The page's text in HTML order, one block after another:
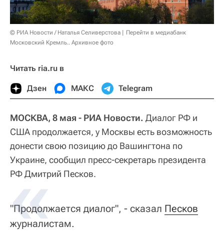
© РИА Новости / Наталья Селиверстова
Перейти в медиабанк
Московский Кремль.. Архивное фото
Читать ria.ru в
Дзен МАКС Telegram
МОСКВА, 8 мая - РИА Новости. Диалог РФ и
США продолжается, у Москвы есть возможность
донести свою позицию до Вашингтона по
Украине, сообщил пресс-секретарь президента
РФ Дмитрий Песков.
«
"Продолжается диалог", - сказал Песков
журналистам.